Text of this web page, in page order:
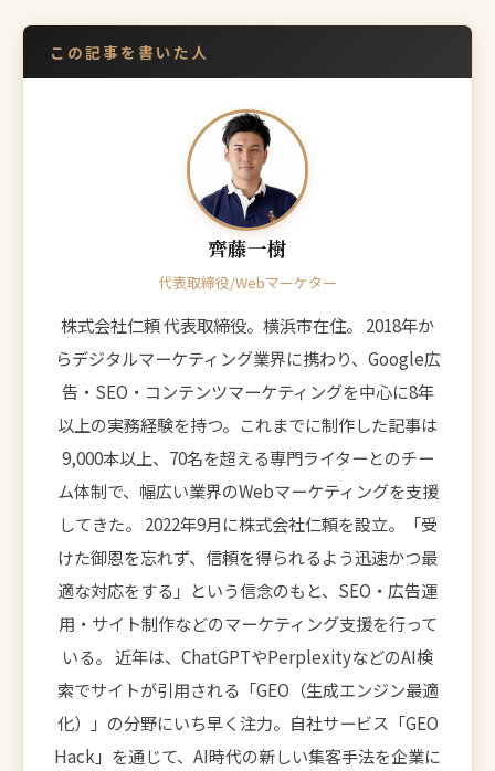
この記事を書いた人
齊藤一樹
代表取締役/Webマーケター
株式会社仁頼 代表取締役。横浜市在住。 2018年か
らデジタルマーケティング業界に携わり、Google広
告・SEO・コンテンツマーケティングを中心に8年
以上の実務経験を持つ。これまでに制作した記事は
9,000本以上、70名を超える専門ライターとのチー
ム体制で、幅広い業界のWebマーケティングを支援
してきた。 2022年9月に株式会社仁頼を設立。「受
けた御恩を忘れず、信頼を得られるよう迅速かつ最
適な対応をする」という信念のもと、SEO・広告運
用・サイト制作などのマーケティング支援を行って
いる。 近年は、ChatGPTやPerplexityなどのAI検
索でサイトが引用される「GEO（生成エンジン最適
化）」の分野にいち早く注力。自社サービス「GEO
Hack」を通じて、AI時代の新しい集客手法を企業に